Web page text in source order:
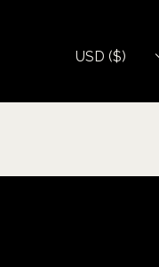
USD ($)